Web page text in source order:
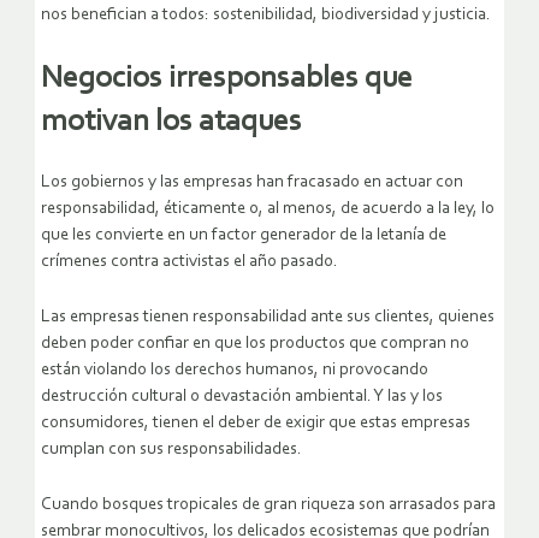
nos benefician a todos: sostenibilidad, biodiversidad y justicia.
Negocios irresponsables que
motivan los ataques
Los gobiernos y las empresas han fracasado en actuar con
responsabilidad, éticamente o, al menos, de acuerdo a la ley, lo
que les convierte en un factor generador de la letanía de
crímenes contra activistas el año pasado.
Las empresas tienen responsabilidad ante sus clientes, quienes
deben poder confiar en que los productos que compran no
están violando los derechos humanos, ni provocando
destrucción cultural o devastación ambiental. Y las y los
consumidores, tienen el deber de exigir que estas empresas
cumplan con sus responsabilidades.
Cuando bosques tropicales de gran riqueza son arrasados para
sembrar monocultivos, los delicados ecosistemas que podrían